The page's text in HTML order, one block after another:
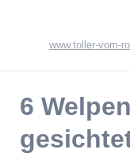
www.toller-vom-
6